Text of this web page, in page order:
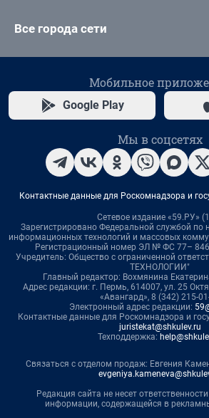
Все города сети
Мобильное
Google Play
Мы в соцсетях
Контактные данные для Роскомнадзора и
Сетевое издание «59.РУ»
Зарегистрировано Федеральной службой по
информационных технологий и массовых
Регистрационный номер ЭЛ № ФС 77–
Учредитель: Общество с ограниченной
ТЕХНОЛОГИИ"
Главный редактор: Вохмянина
Адрес редакции: г. Пермь, 614007, ул. 25
«Авангард», 8 (342) 215-
Электронный адрес редакции:
Контактные данные для Роскомнадзора и
juristekat@shkulev.ru
Техподдержка:
Связаться с отделом продаж: Евгения
Редакция сайта не несет
информации, содержащейся в